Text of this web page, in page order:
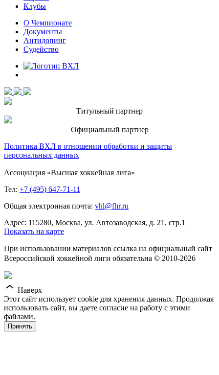
Клубы
О Чемпионате
Документы
Антидопинг
Судейство
Титульный партнер
Официальный партнер
Политика ВХЛ в отношении обработки и защиты
персональных данных
Ассоциация «Высшая хоккейная лига»
Тел: +7 (495) 647-71-11
Общая электронная почта: vhl@fhr.ru
Адрес: 115280, Москва, ул. Автозаводская, д. 21, стр.1
Показать на карте
При использовании материалов ссылка на официальный сайт
Всероссийской хоккейной лиги обязательна © 2010-2026
Наверх
Этот сайт использует cookie для хранения данных. Продолжая
использовать сайт, вы даете согласие на работу с этими
файлами.
Принять